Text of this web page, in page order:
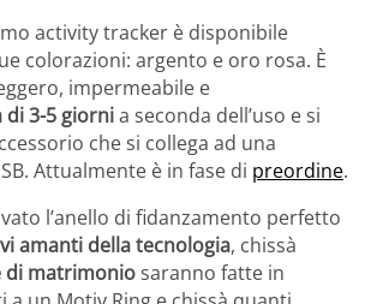
activity tracker è disponibile
colorazioni: argento e oro rosa. È
impermeabile e
3-5 giornia seconda dell’uso e si
che si collega ad una
Attualmente è in fase di preordine.
l’anello di fidanzamento perfetto
amanti della tecnologia, chissà
di matrimoniosaranno fatte in